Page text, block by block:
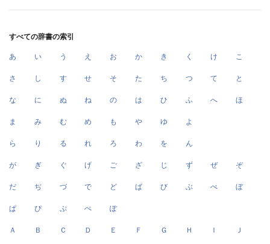
すべての辞書の索引
あ い う え お か き く け こ
さ し す せ そ た ち つ て と
な に ぬ ね の は ひ ふ へ ほ
ま み む め も や ゆ よ
ら り る れ ろ わ を ん
が ぎ ぐ げ ご ざ じ ず ぜ ぞ
だ ぢ づ で ど ば び ぶ べ ぼ
ぱ ぴ ぷ ぺ ぽ
Ａ Ｂ Ｃ Ｄ Ｅ Ｆ Ｇ Ｈ Ｉ Ｊ